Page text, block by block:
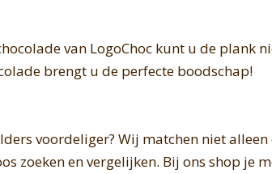
van LogoChoc kunt u de plank
brengt u de perfecte boodschap!
voordeliger? Wij matchen niet
zoeken en vergelijken. Bij ons shop je